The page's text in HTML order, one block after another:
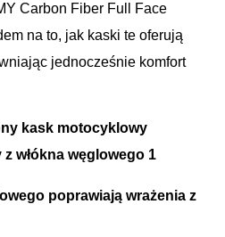
Carbon Fiber Full Face
na to, jak kaski te oferują
jednocześnie komfort
poprawiają wrażenia z